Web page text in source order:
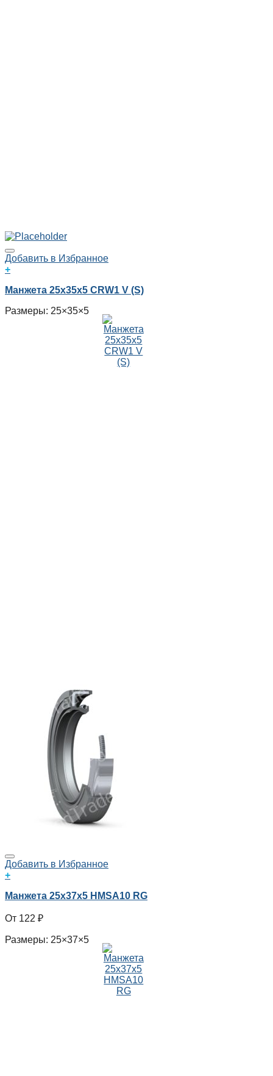
Добавить в Избранное
+
Манжета 25x35x5 CRW1 V (S)
Размеры: 25×35×5
Добавить в Избранное
+
Манжета 25x37x5 HMSA10 RG
122 ₽
Размеры: 25×37×5